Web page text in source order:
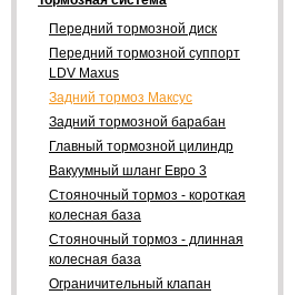
Передний тормозной диск
Передний тормозной суппорт
LDV Maxus
Задний тормоз Максус
Задний тормозной барабан
Главный тормозной цилиндр
Вакуумный шланг Евро 3
Стояночный тормоз - короткая
колесная база
Стояночный тормоз - длинная
колесная база
Ограничительный клапан